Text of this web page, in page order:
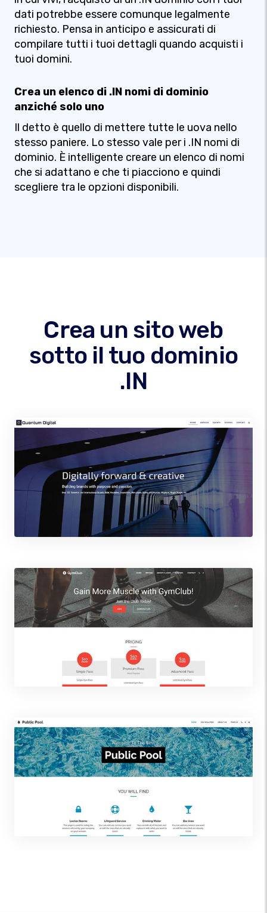
dati potrebbe essere comunque legalmente
richiesto. Pensa in anticipo e assicurati di
compilare tutti i tuoi dettagli quando acquisti i
tuoi domini.
Crea un elenco di .IN nomi di dominio
anziché solo uno
Il detto è quello di mettere tutte le uova nello
stesso paniere. Lo stesso vale per i .IN nomi di
dominio. È intelligente creare un elenco di nomi
che si adattano e che ti piacciono e quindi
scegliere tra le opzioni disponibili.
Crea un sito web
sotto il tuo dominio
.IN